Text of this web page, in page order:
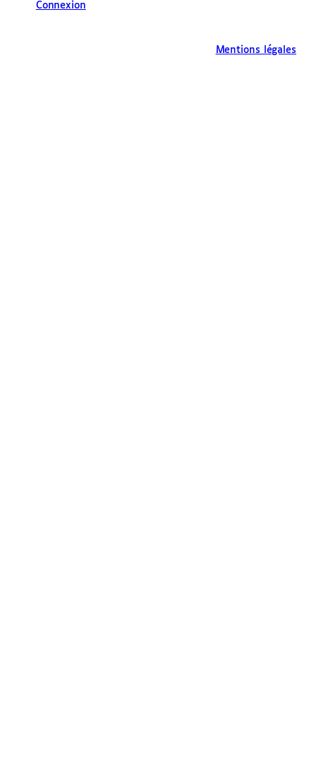
Connexion
Mentions légales